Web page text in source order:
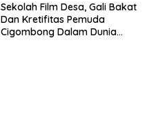
Sekolah Film Desa, Gali Bakat
Dan Kretifitas Pemuda
Cigombong Dalam Dunia